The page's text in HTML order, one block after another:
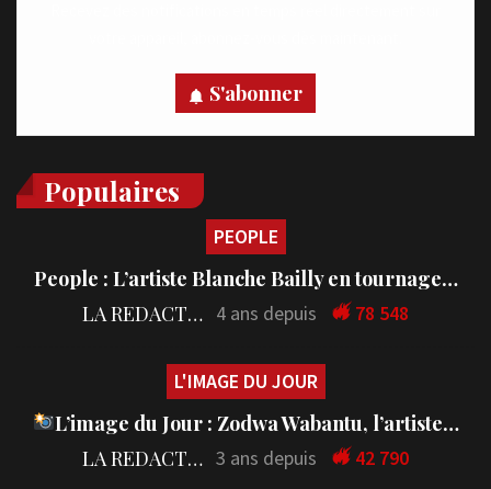
S'abonner
Populaires
PEOPLE
People : L’artiste Blanche Bailly en tournage…
LA REDACTION 4 ans depuis 78 548
L'IMAGE DU JOUR
L’image du Jour : Zodwa Wabantu, l’artiste…
LA REDACTION 3 ans depuis 42 790